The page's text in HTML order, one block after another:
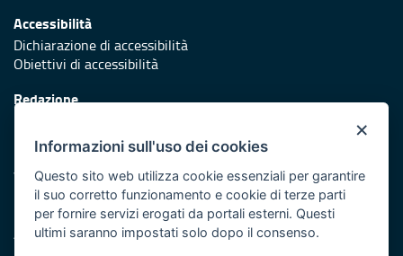
Accessibilità
Dichiarazione di accessibilità
Obiettivi di accessibilità
Redazione
Protezione civile
Vai al sito di Protezione Civile Puglia
Iniziativa finanziata con risorse del POR Puglia 2014/2020 -
Asse XI
×
Informazioni sull'uso dei cookies
Questo sito web utilizza cookie essenziali per garantire
il suo corretto funzionamento e cookie di terze parti
per fornire servizi erogati da portali esterni. Questi
ultimi saranno impostati solo dopo il consenso.